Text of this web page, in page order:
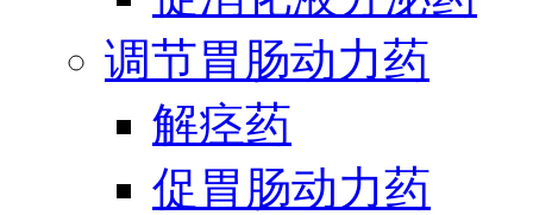
调节胃肠动力药
解痉药
促胃肠动力药